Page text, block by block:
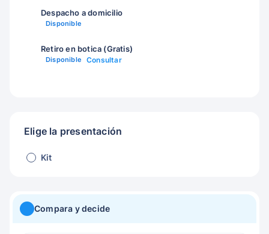
Despacho a domicilio
Disponible
Retiro en botica (Gratis)
Disponible Consultar
Elige la presentación
Kit
Compara y decide